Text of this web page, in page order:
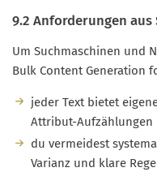
9.2 Anforderungen aus
Um Suchmaschinen und
Bulk Content Generation
jeder Text bietet
Attribut-Aufzählungen
du vermeidest
Varianz und klare